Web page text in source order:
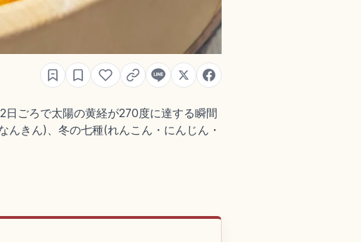
ごろで太陽の黄経が270度に達する瞬間
きん)、冬の七種(れんこん・にんじん・